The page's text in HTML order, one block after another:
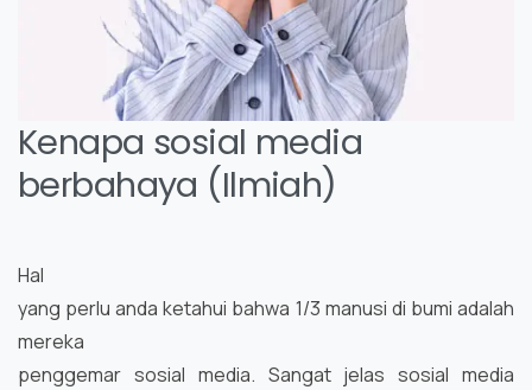
Kenapa sosial media
berbahaya (Ilmiah)
Hal
yang perlu anda ketahui bahwa 1/3 manusi di bumi adalah
mereka
penggemar sosial media. Sangat jelas sosial media